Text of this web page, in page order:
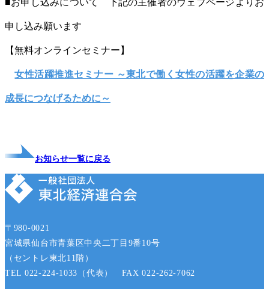
申し込み願います
【無料オンラインセミナー】
女性活躍推進セミナー ～東北で働く女性の活躍を企業の
成長につなげるために～
お知らせ一覧に戻る
〒980-0021
宮城県仙台市青葉区中央二丁目9番10号
（セントレ東北11階）
TEL 022-224-1033（代表） FAX 022-262-7062